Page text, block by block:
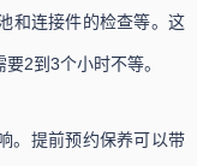
和连接件的检查等。这
2到3个小时不等。
。提前预约保养可以带